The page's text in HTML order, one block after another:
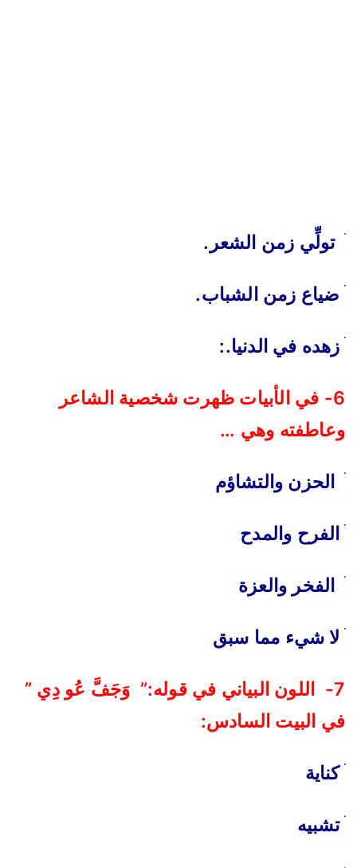
ׄ تولِّي زمن الشعر.
ׄ ضياع زمن الشباب.
ׄ زهده في الدنيا.:
6- في الأبيات ظهرت شخصية الشاعر
وعاطفته وهي …
ׄ الحزن والتشاؤم
ׄ الفرح والمدح
ׄ الفخر والعزة
ׄ لا شيء مما سبق
7- اللون البياني في قوله:” وَجَفَّ عُو دِي ”
في البيت السادس:
ׄ كناية
ׄ تشبيه